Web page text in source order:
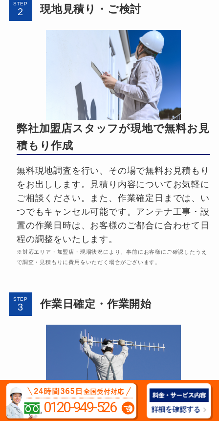
STEP 現地見積り・ご検討
弊社加盟店スタッフが現地で無料お見
積もり作成
無料現地調査を行い、その場で無料お見積もり
をお出しします。見積り内容についてお気軽に
ご相談ください。また、作業確定日までは、い
つでもキャンセル可能です。アンテナ工事・設
置の作業日時は、お客様のご都合に合わせて日
程の調整をいたします。
※対応エリア・加盟店・現場状況により、事前にお客様にご確認したうえ
で調査・見積もりに費用をいただく場合がございます。
STEP 作業日確定・作業開始
0120-949-526